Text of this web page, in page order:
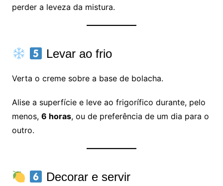
perder a leveza da mistura.
Levar ao frio
Verta o creme sobre a base de bolacha.
Alise a superfície e leve ao frigorífico durante, pelo
menos, 6 horas, ou de preferência de um dia para o
outro.
Decorar e servir